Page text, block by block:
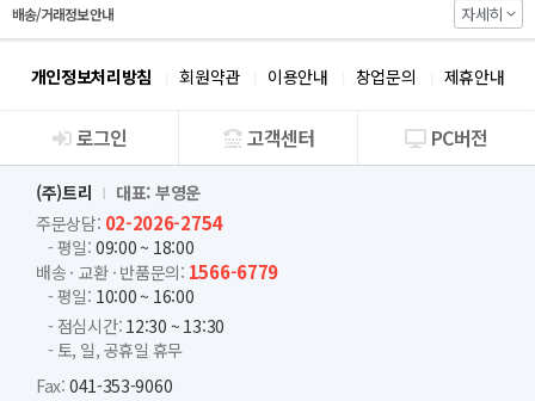
배송/거래정보 안내 자세히
개인정보처리방침 회원약관 이용안내 창업문의 제휴안내
회사소개
로그인 고객센터 PC버전
(주)트리
대표: 부영운
주문상담: 02-2026-2754
- 평일: 09:00 ~ 18:00
배송 · 교환 · 반품문의: 1566-6779
- 평일: 10:00 ~ 16:00
- 점심시간: 12:30 ~ 13:30
- 토, 일, 공휴일 휴무
Fax: 041-353-9060